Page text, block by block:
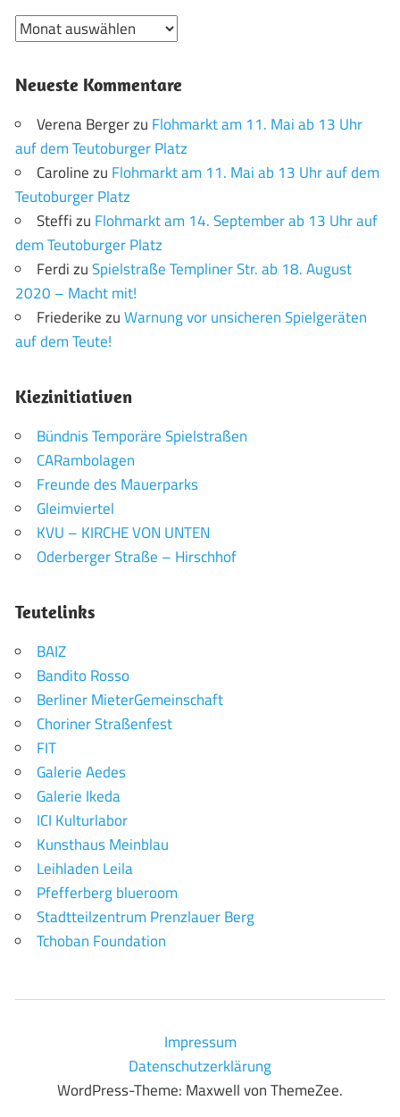
Archiv
Neueste Kommentare
Verena Bergerzu Flohmarkt am 11. Mai ab 13 Uhr
auf dem Teutoburger Platz
Carolinezu Flohmarkt am 11. Mai ab 13 Uhr auf dem
Teutoburger Platz
Steffizu Flohmarkt am 14. September ab 13 Uhr auf
dem Teutoburger Platz
FerdizuSpielstraße Templiner Str. ab 18. August
2020 – Macht mit!
FriederikezuWarnung vor unsicheren Spielgeräten
auf dem Teute!
Kiezinitiativen
Bündnis Temporäre Spielstraßen
CARambolagen
Freunde des Mauerparks
Gleimviertel
KVU – KIRCHE VON UNTEN
Oderberger Straße – Hirschhof
Teutelinks
BAIZ
Bandito Rosso
Berliner MieterGemeinschaft
Choriner Straßenfest
FIT
Galerie Aedes
Galerie Ikeda
ICI Kulturlabor
Kunsthaus Meinblau
Leihladen Leila
Pfefferberg blueroom
Stadtteilzentrum Prenzlauer Berg
Tchoban Foundation
Impressum
Datenschutzerklärung
WordPress-Theme: Maxwell von ThemeZee.